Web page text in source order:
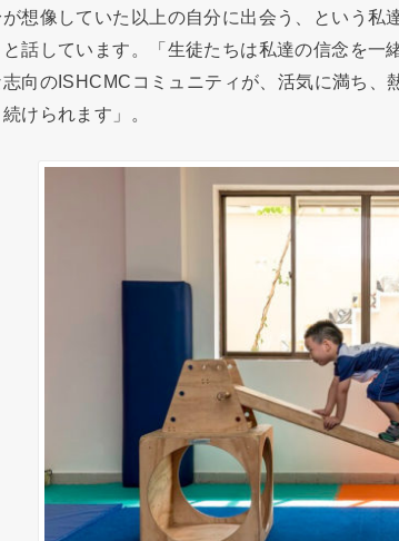
が想像していた以上の自分に出会う、という私
話しています。「生徒たちは私達の信念を一
志向のISHCMCコミュニティが、活気に満ち
けられます」。